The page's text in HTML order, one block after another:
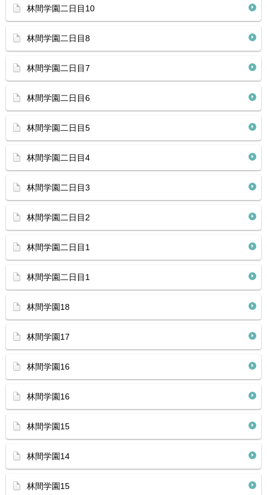
林間学園二日目10
林間学園二日目8
林間学園二日目7
林間学園二日目6
林間学園二日目5
林間学園二日目4
林間学園二日目3
林間学園二日目2
林間学園二日目1
林間学園二日目1
林間学園18
林間学園17
林間学園16
林間学園16
林間学園15
林間学園14
林間学園15